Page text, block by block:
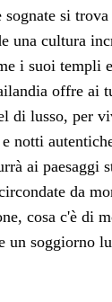
si
una cultura
i suoi templi
offre ai
di lusso, per
notti
ai paesaggi
da
cosa c'è di
un soggiorno